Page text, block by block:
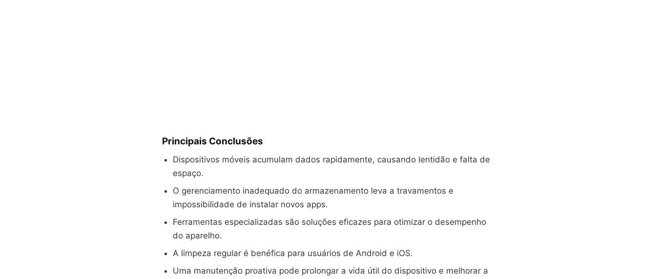
Principais Conclusões
Dispositivos móveis acumulam dados rapidamente, causando lentidão e falta de
espaço.
O gerenciamento inadequado do armazenamento leva a travamentos e
impossibilidade de instalar novos apps.
Ferramentas especializadas são soluções eficazes para otimizar o desempenho
do aparelho.
A limpeza regular é benéfica para usuários de Android e iOS.
Uma manutenção proativa pode prolongar a vida útil do dispositivo e melhorar a